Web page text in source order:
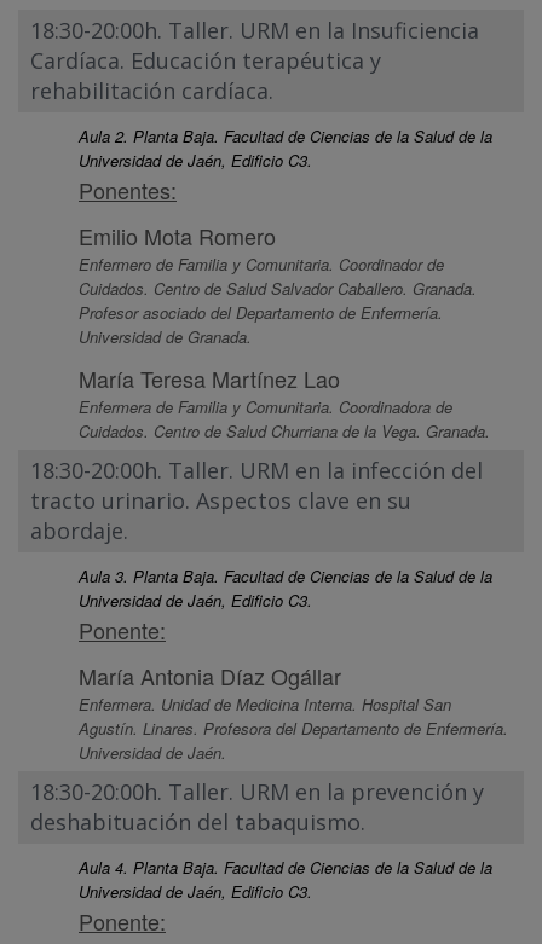
18:30-20:00h. Taller. URM en la Insuficiencia
Cardíaca. Educación terapéutica y
rehabilitación cardíaca.
Aula 2. Planta Baja. Facultad de Ciencias de la Salud de la
Universidad de Jaén, Edificio C3.
Ponentes:
Emilio Mota Romero
Enfermero de Familia y Comunitaria. Coordinador de
Cuidados. Centro de Salud Salvador Caballero. Granada.
Profesor asociado del Departamento de Enfermería.
Universidad de Granada.
María Teresa Martínez Lao
Enfermera de Familia y Comunitaria. Coordinadora de
Cuidados. Centro de Salud Churriana de la Vega. Granada.
18:30-20:00h. Taller. URM en la infección del
tracto urinario. Aspectos clave en su
abordaje.
Aula 3. Planta Baja. Facultad de Ciencias de la Salud de la
Universidad de Jaén, Edificio C3.
Ponente:
María Antonia Díaz Ogállar
Enfermera. Unidad de Medicina Interna. Hospital San
Agustín. Linares. Profesora del Departamento de Enfermería.
Universidad de Jaén.
18:30-20:00h. Taller. URM en la prevención y
deshabituación del tabaquismo.
Aula 4. Planta Baja. Facultad de Ciencias de la Salud de la
Universidad de Jaén, Edificio C3.
Ponente: